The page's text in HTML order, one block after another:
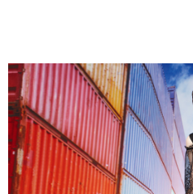
1.本服務由台灣大哥大提供，台灣大哥
2.付款方式選擇「大哥付你分期」，訂
流程，驗證手機門號後，選擇欲分期的
成交易。
3.實際核准額度、可分期數及費用金額
4.訂單成立30分鐘內，如未前往確認交
消。如遇「轉專審核」未通過狀況，表
法說明評估內容。
【繳款方式說明】
AFTEE先享後付
相關說明
【關於「AFTEE先享後付」】
AFTEE先享後付是「在收到商品之後才
便利好安心！
１．簡單：不需註冊會員、不需綁卡、
２．便利：只要手機號碼，簡訊認證，
３．安心：先確認商品／服務後，再付
ATM付款
運送方式
全家取貨付款